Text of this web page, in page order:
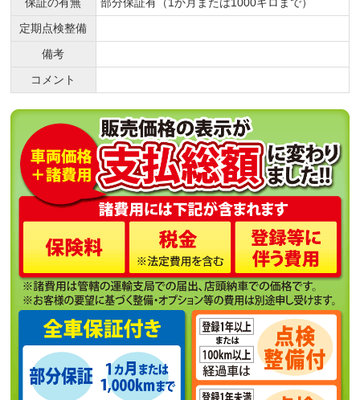
保証の有無
部分保証有（1か月または1000キロまで）
定期点検整備
備考
コメント